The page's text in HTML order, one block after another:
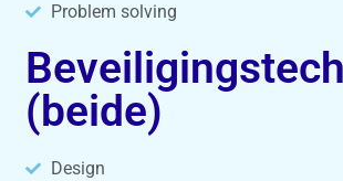
Problem solving
(beide)
Design